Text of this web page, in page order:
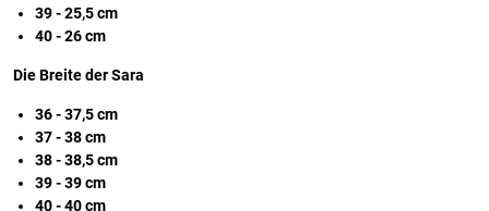
39 - 25,5 cm
40 - 26 cm
Die Breite der Sara
36 - 37,5 cm
37 - 38 cm
38 - 38,5 cm
39 - 39 cm
40 - 40 cm